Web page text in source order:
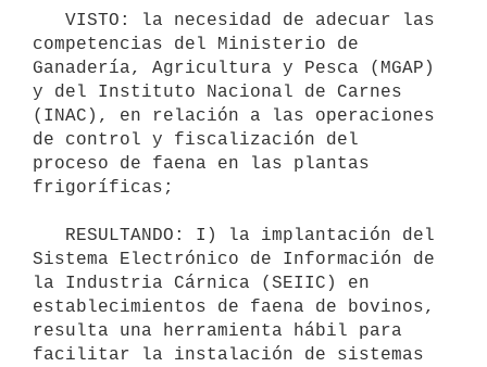
competencias del Ministerio de
Ganadería, Agricultura y Pesca (MGAP)
y del Instituto Nacional de Carnes
(INAC), en relación a las operaciones
de control y fiscalización del
proceso de faena en las plantas
frigoríficas;
Sistema Electrónico de Información de
la Industria Cárnica (SEIIC) en
establecimientos de faena de bovinos,
resulta una herramienta hábil para
facilitar la instalación de sistemas